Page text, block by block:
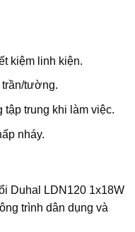
kiệm linh kiện.
trần/tường.
tập trung khi làm việc.
nháy.
Duhal LDN120 1x18W
trình dân dụng và